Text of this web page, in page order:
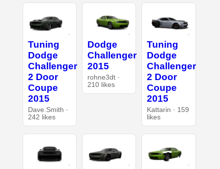
Tuning
Dodge
Challenger
2 Door
Coupe
2015
Dave.Smith ·
242 likes
Dodge
Challenger
2015
rohne3dt ·
210 likes
Tuning
Dodge
Challenger
2 Door
Coupe
2015
Kattarin · 159
likes